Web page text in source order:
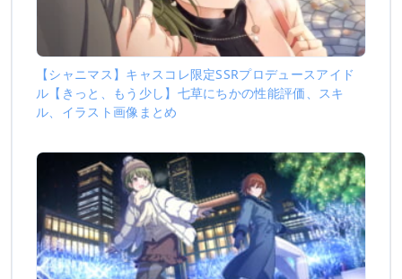
【シャニマス】キャスコレ限定SSRプロデュースアイド
ル【きっと、もう少し】七草にちかの性能評価、スキ
ル、イラスト画像まとめ